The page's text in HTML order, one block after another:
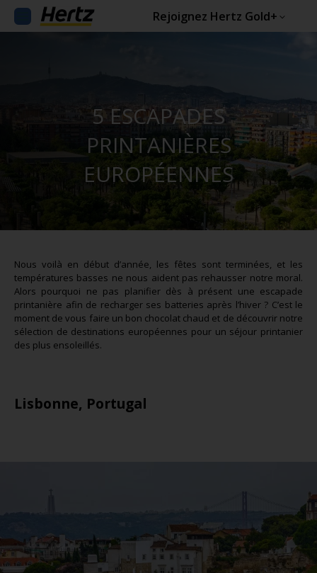
Rejoignez Hertz Gold+
5 ESCAPADES
PRINTANIÈRES
EUROPÉENNES
Nous voilà en début d’année, les fêtes sont terminées, et les
températures basses ne nous aident pas rehausser notre moral.
Alors pourquoi ne pas planifier dès à présent une escapade
printanière afin de recharger ses batteries après l’hiver ? C’est le
moment de vous faire un bon chocolat chaud et de découvrir notre
sélection de destinations européennes pour un séjour printanier
des plus ensoleillés.
Lisbonne, Portugal